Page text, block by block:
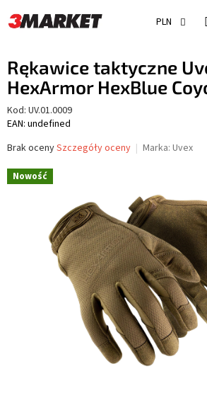
do
treści
PLN
Rękawice taktyczne
HexArmor HexBlue
Kod: UV.01.0009
EAN: undefined
Średnia
produktu
wynosi
gwiazdek.
Brak ocenySzczegóły oceny Marka: Uvex
Nowość